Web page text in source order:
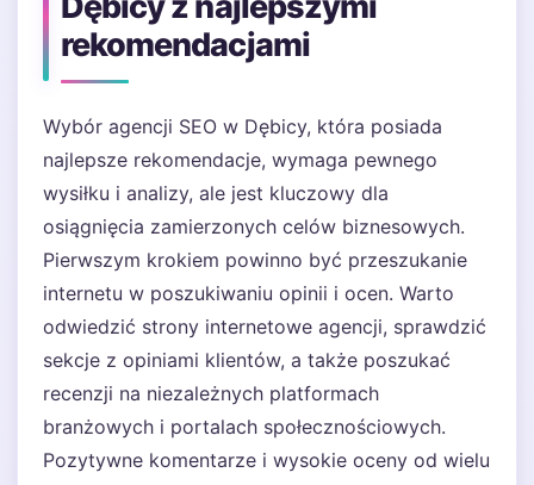
rekomendacjami
Wybór agencji SEO w Dębicy, która posiada
najlepsze rekomendacje, wymaga pewnego
wysiłku i analizy, ale jest kluczowy dla
osiągnięcia zamierzonych celów biznesowych.
Pierwszym krokiem powinno być przeszukanie
internetu w poszukiwaniu opinii i ocen. Warto
odwiedzić strony internetowe agencji, sprawdzić
sekcje z opiniami klientów, a także poszukać
recenzji na niezależnych platformach
branżowych i portalach społecznościowych.
Pozytywne komentarze i wysokie oceny od wielu